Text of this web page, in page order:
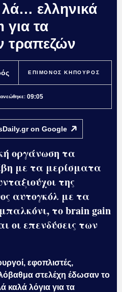
ελληνικά
για τα
τραπεζών
ΕΠΙΜΟΝΟΣ ΚΗΠΟΥΡΟΣ
09:05
on Google
οργάνωση τα
με τα μερίσματα
της
αυτογκόλ με τα
το brain gain
οι επενδύσεις των
εφοπλιστές,
στελέχη έδωσαν το
καλά λόγια για τα